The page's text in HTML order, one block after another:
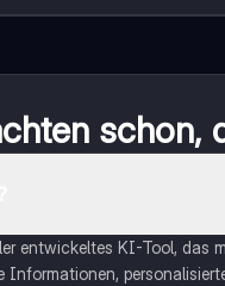
schon,
entwickeltes KI-Tool, das